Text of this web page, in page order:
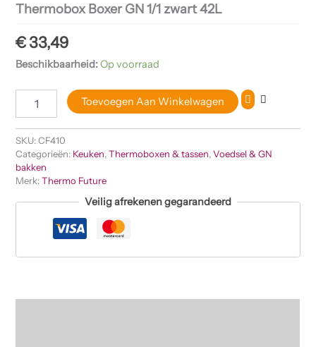
Thermobox Boxer GN 1/1 zwart 42L
€33,49
Beschikbaarheid:Op voorraad
Toevoegen Aan Winkelwagen
SKU:CF410
Categorieën: Keuken,Thermoboxen & tassen,Voedsel & GN
bakken
Merk:Thermo Future
Veilig afrekenen gegarandeerd